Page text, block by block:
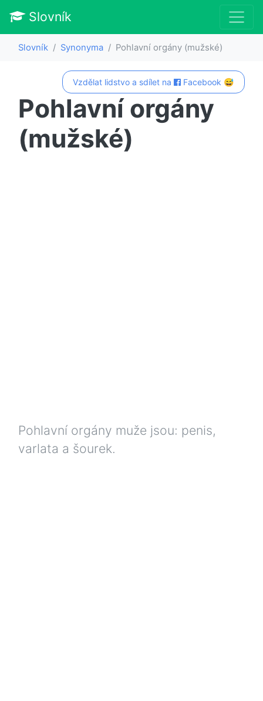
Slovník
Slovník Synonyma Pohlavní orgány (mužské)
Vzdělat lidstvo a sdílet na Facebook 😅
Pohlavní orgány
(mužské)
Pohlavní orgány muže jsou: penis,
varlata a šourek.